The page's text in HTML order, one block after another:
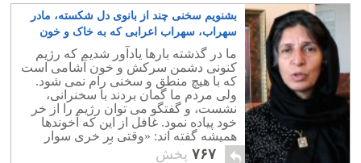
بشنویم سخنی چند از بانوی دل شکسته، مادر
سهراب، سهراب اعرابی که به خاک و خون
کشیده شد
۵
ما در گذشته بارها یادآور شدیم که رژیم
کنونی دشمن سرکش و خون آشامی است
که با هیچ منطق و سخنی رام نمی شود.
ولی مردم ما گمان بردند با سخنرانی،
نشست، و گفتگو می توان رژیم را از خر
خود پیاده نمود. غافل از این که آخوندها
همیشه گفته اند: «وقتی بر خری سوار
شدیم، محال است که دیگر پیاده شویم».
۷۶۷ پخش